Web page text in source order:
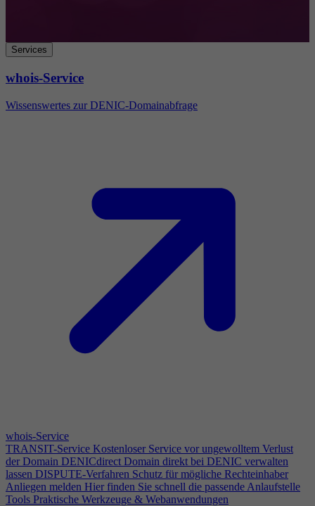
Services
whois-Service
Wissenswertes zur DENIC-Domainabfrage
whois-Service
TRANSIT-Service Kostenloser Service vor ungewolltem Verlust
der Domain DENICdirect Domain direkt bei DENIC verwalten
lassen DISPUTE-Verfahren Schutz für mögliche Rechteinhaber
Anliegen melden Hier finden Sie schnell die passende Anlaufstelle
Tools Praktische Werkzeuge & Webanwendungen